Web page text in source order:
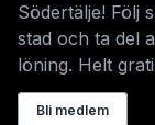
Södertälje! Följ
stad och ta del
löning. Helt
Bli medlem